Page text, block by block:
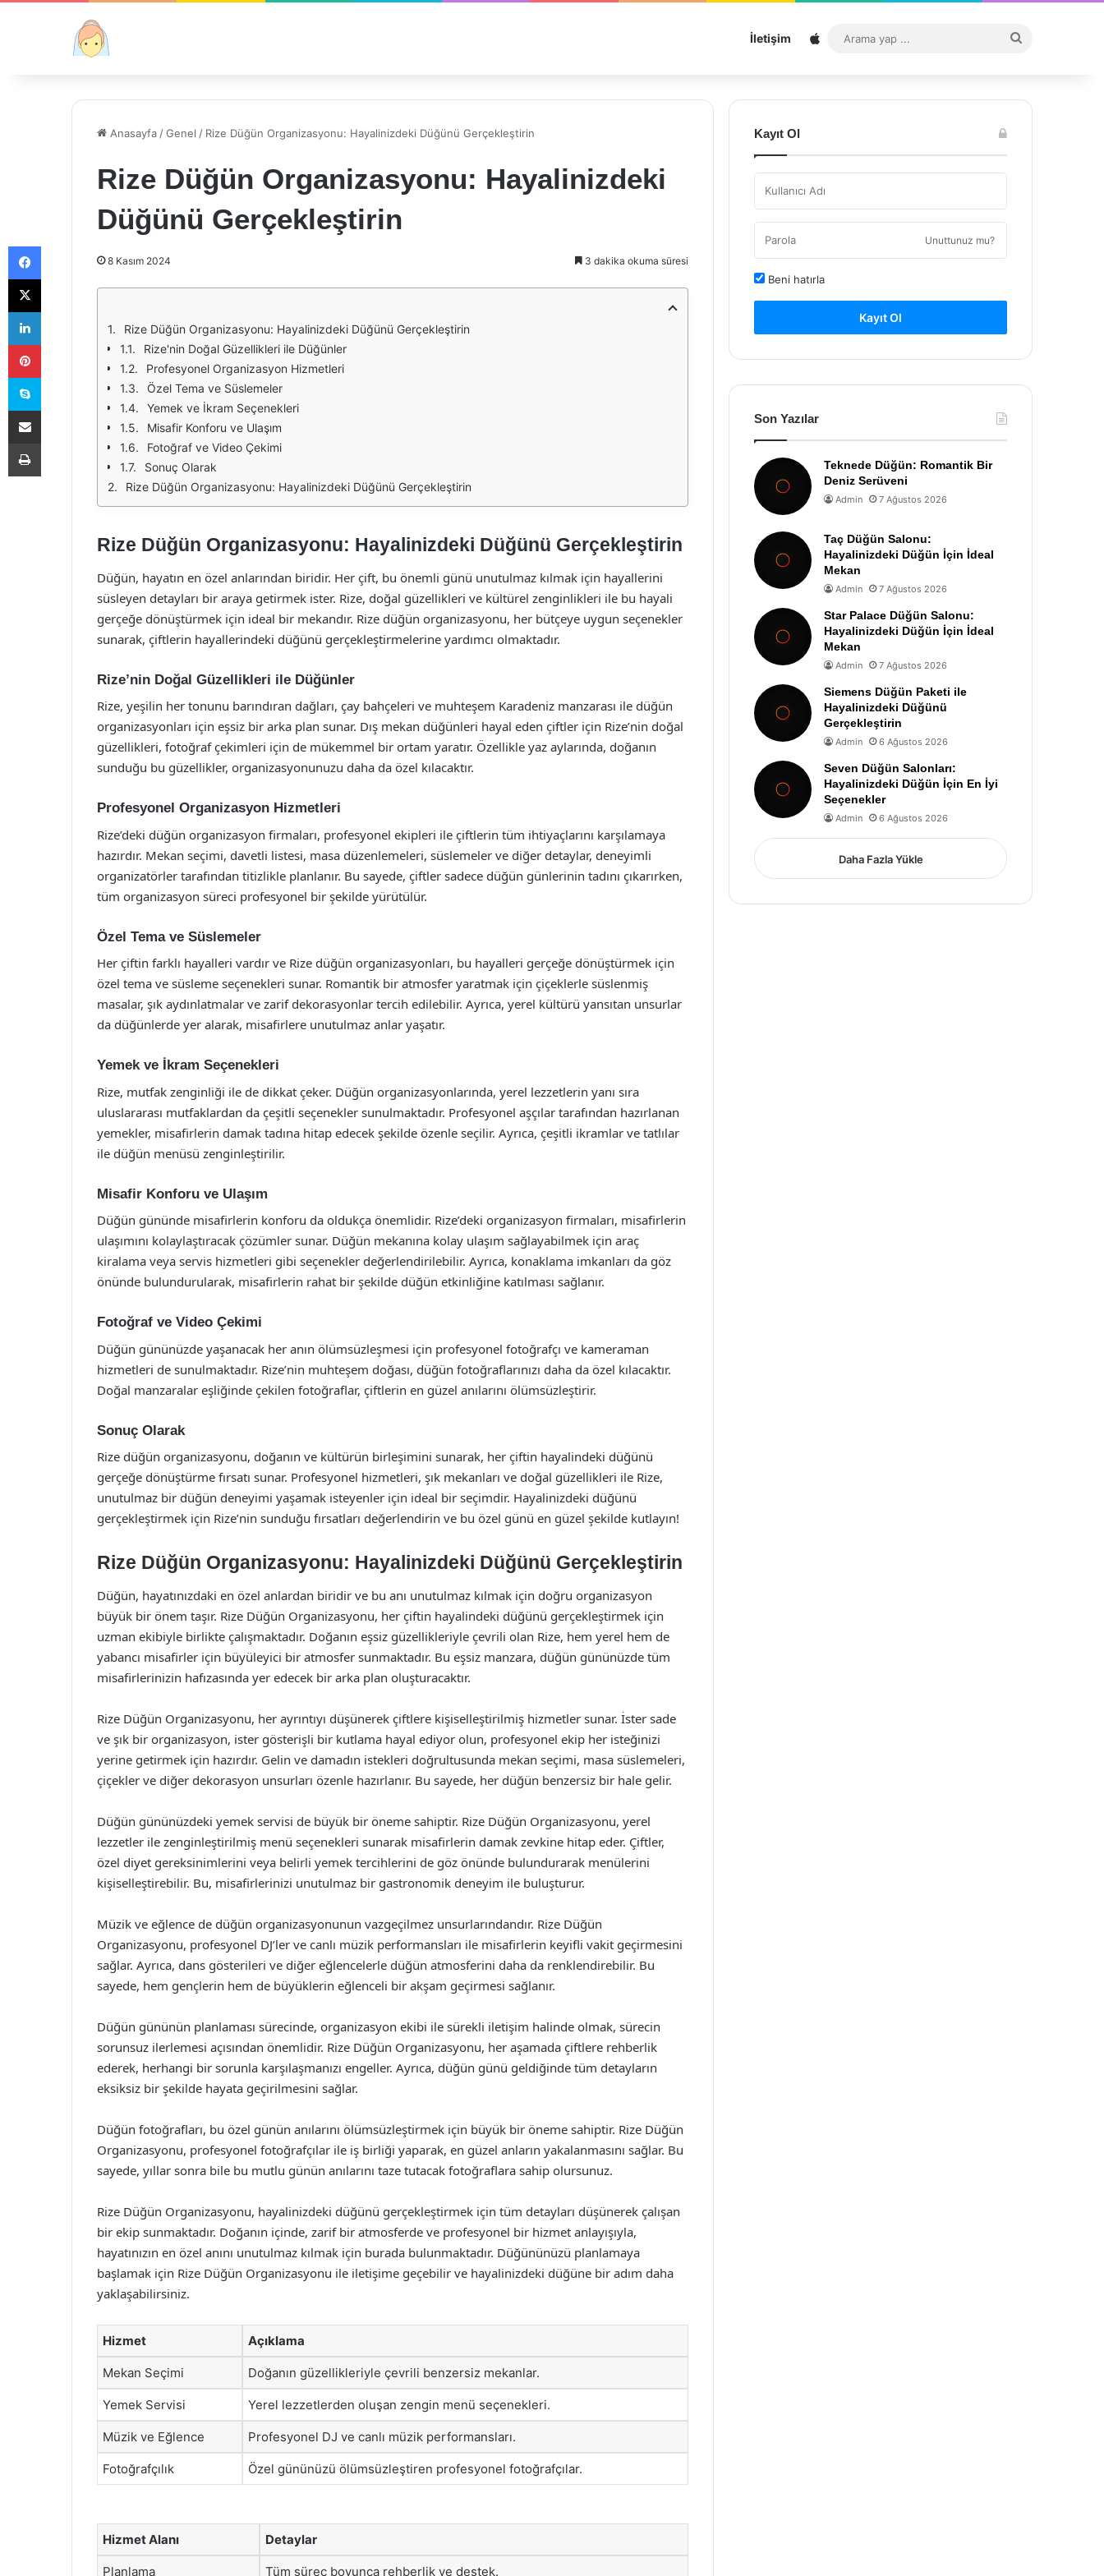
İletişim Sitemap
...
Anasayfa /Genel / Rize Düğün Organizasyonu: Hayalinizdeki Düğünü Gerçekleştirin
Rize Düğün Organizasyonu: Hayalinizdeki
Düğünü Gerçekleştirin
8 Kasım 2024 3 dakika okuma süresi
Rize Düğün Organizasyonu: Hayalinizdeki Düğünü Gerçekleştirin
Rize'nin Doğal Güzellikleri ile Düğünler
Profesyonel Organizasyon Hizmetleri
Özel Tema ve Süslemeler
Yemek ve İkram Seçenekleri
Misafir Konforu ve Ulaşım
Fotoğraf ve Video Çekimi
Sonuç Olarak
Rize Düğün Organizasyonu: Hayalinizdeki Düğünü Gerçekleştirin
Rize Düğün Organizasyonu: Hayalinizdeki Düğünü Gerçekleştirin
Düğün, hayatın en özel anlarından biridir. Her çift, bu önemli günü unutulmaz kılmak için hayallerini
süsleyen detayları bir araya getirmek ister. Rize, doğal güzellikleri ve kültürel zenginlikleri ile bu hayali
gerçeğe dönüştürmek için ideal bir mekandır. Rize düğün organizasyonu, her bütçeye uygun seçenekler
sunarak, çiftlerin hayallerindeki düğünü gerçekleştirmelerine yardımcı olmaktadır.
Rize’nin Doğal Güzellikleri ile Düğünler
Rize, yeşilin her tonunu barındıran dağları, çay bahçeleri ve muhteşem Karadeniz manzarası ile düğün
organizasyonları için eşsiz bir arka plan sunar. Dış mekan düğünleri hayal eden çiftler için Rize’nin doğal
güzellikleri, fotoğraf çekimleri için de mükemmel bir ortam yaratır. Özellikle yaz aylarında, doğanın
sunduğu bu güzellikler, organizasyonunuzu daha da özel kılacaktır.
Profesyonel Organizasyon Hizmetleri
Rize’deki düğün organizasyon firmaları, profesyonel ekipleri ile çiftlerin tüm ihtiyaçlarını karşılamaya
hazırdır. Mekan seçimi, davetli listesi, masa düzenlemeleri, süslemeler ve diğer detaylar, deneyimli
organizatörler tarafından titizlikle planlanır. Bu sayede, çiftler sadece düğün günlerinin tadını çıkarırken,
tüm organizasyon süreci profesyonel bir şekilde yürütülür.
Özel Tema ve Süslemeler
Her çiftin farklı hayalleri vardır ve Rize düğün organizasyonları, bu hayalleri gerçeğe dönüştürmek için
özel tema ve süsleme seçenekleri sunar. Romantik bir atmosfer yaratmak için çiçeklerle süslenmiş
masalar, şık aydınlatmalar ve zarif dekorasyonlar tercih edilebilir. Ayrıca, yerel kültürü yansıtan unsurlar
da düğünlerde yer alarak, misafirlere unutulmaz anlar yaşatır.
Yemek ve İkram Seçenekleri
Rize, mutfak zenginliği ile de dikkat çeker. Düğün organizasyonlarında, yerel lezzetlerin yanı sıra
uluslararası mutfaklardan da çeşitli seçenekler sunulmaktadır. Profesyonel aşçılar tarafından hazırlanan
yemekler, misafirlerin damak tadına hitap edecek şekilde özenle seçilir. Ayrıca, çeşitli ikramlar ve tatlılar
ile düğün menüsü zenginleştirilir.
Misafir Konforu ve Ulaşım
Düğün gününde misafirlerin konforu da oldukça önemlidir. Rize’deki organizasyon firmaları, misafirlerin
ulaşımını kolaylaştıracak çözümler sunar. Düğün mekanına kolay ulaşım sağlayabilmek için araç
kiralama veya servis hizmetleri gibi seçenekler değerlendirilebilir. Ayrıca, konaklama imkanları da göz
önünde bulundurularak, misafirlerin rahat bir şekilde düğün etkinliğine katılması sağlanır.
Fotoğraf ve Video Çekimi
Düğün gününüzde yaşanacak her anın ölümsüzleşmesi için profesyonel fotoğrafçı ve kameraman
hizmetleri de sunulmaktadır. Rize’nin muhteşem doğası, düğün fotoğraflarınızı daha da özel kılacaktır.
Doğal manzaralar eşliğinde çekilen fotoğraflar, çiftlerin en güzel anılarını ölümsüzleştirir.
Sonuç Olarak
Rize düğün organizasyonu, doğanın ve kültürün birleşimini sunarak, her çiftin hayalindeki düğünü
gerçeğe dönüştürme fırsatı sunar. Profesyonel hizmetleri, şık mekanları ve doğal güzellikleri ile Rize,
unutulmaz bir düğün deneyimi yaşamak isteyenler için ideal bir seçimdir. Hayalinizdeki düğünü
gerçekleştirmek için Rize’nin sunduğu fırsatları değerlendirin ve bu özel günü en güzel şekilde kutlayın!
Rize Düğün Organizasyonu: Hayalinizdeki Düğünü Gerçekleştirin
Düğün, hayatınızdaki en özel anlardan biridir ve bu anı unutulmaz kılmak için doğru organizasyon
büyük bir önem taşır. Rize Düğün Organizasyonu, her çiftin hayalindeki düğünü gerçekleştirmek için
uzman ekibiyle birlikte çalışmaktadır. Doğanın eşsiz güzellikleriyle çevrili olan Rize, hem yerel hem de
yabancı misafirler için büyüleyici bir atmosfer sunmaktadır. Bu eşsiz manzara, düğün gününüzde tüm
misafirlerinizin hafızasında yer edecek bir arka plan oluşturacaktır.
Rize Düğün Organizasyonu, her ayrıntıyı düşünerek çiftlere kişiselleştirilmiş hizmetler sunar. İster sade
ve şık bir organizasyon, ister gösterişli bir kutlama hayal ediyor olun, profesyonel ekip her isteğinizi
yerine getirmek için hazırdır. Gelin ve damadın istekleri doğrultusunda mekan seçimi, masa süslemeleri,
çiçekler ve diğer dekorasyon unsurları özenle hazırlanır. Bu sayede, her düğün benzersiz bir hale gelir.
Düğün gününüzdeki yemek servisi de büyük bir öneme sahiptir. Rize Düğün Organizasyonu, yerel
lezzetler ile zenginleştirilmiş menü seçenekleri sunarak misafirlerin damak zevkine hitap eder. Çiftler,
özel diyet gereksinimlerini veya belirli yemek tercihlerini de göz önünde bulundurarak menülerini
kişiselleştirebilir. Bu, misafirlerinizi unutulmaz bir gastronomik deneyim ile buluşturur.
Müzik ve eğlence de düğün organizasyonunun vazgeçilmez unsurlarındandır. Rize Düğün
Organizasyonu, profesyonel DJ’ler ve canlı müzik performansları ile misafirlerin keyifli vakit geçirmesini
sağlar. Ayrıca, dans gösterileri ve diğer eğlencelerle düğün atmosferini daha da renklendirebilir. Bu
sayede, hem gençlerin hem de büyüklerin eğlenceli bir akşam geçirmesi sağlanır.
Düğün gününün planlaması sürecinde, organizasyon ekibi ile sürekli iletişim halinde olmak, sürecin
sorunsuz ilerlemesi açısından önemlidir. Rize Düğün Organizasyonu, her aşamada çiftlere rehberlik
ederek, herhangi bir sorunla karşılaşmanızı engeller. Ayrıca, düğün günü geldiğinde tüm detayların
eksiksiz bir şekilde hayata geçirilmesini sağlar.
Düğün fotoğrafları, bu özel günün anılarını ölümsüzleştirmek için büyük bir öneme sahiptir. Rize Düğün
Organizasyonu, profesyonel fotoğrafçılar ile iş birliği yaparak, en güzel anların yakalanmasını sağlar. Bu
sayede, yıllar sonra bile bu mutlu günün anılarını taze tutacak fotoğraflara sahip olursunuz.
Rize Düğün Organizasyonu, hayalinizdeki düğünü gerçekleştirmek için tüm detayları düşünerek çalışan
bir ekip sunmaktadır. Doğanın içinde, zarif bir atmosferde ve profesyonel bir hizmet anlayışıyla,
hayatınızın en özel anını unutulmaz kılmak için burada bulunmaktadır. Düğününüzü planlamaya
başlamak için Rize Düğün Organizasyonu ile iletişime geçebilir ve hayalinizdeki düğüne bir adım daha
yaklaşabilirsiniz.
Hizmet Açıklama
Mekan Seçimi Doğanın güzellikleriyle çevrili benzersiz mekanlar.
Yemek Servisi Yerel lezzetlerden oluşan zengin menü seçenekleri.
Müzik ve Eğlence Profesyonel DJ ve canlı müzik performansları.
Fotoğrafçılık Özel gününüzü ölümsüzleştiren profesyonel fotoğrafçılar.
Hizmet Alanı Detaylar
Planlama Tüm süreç boyunca rehberlik ve destek.
Kayıt Ol
Unuttunuz mu?
Beni hatırla
Kayıt Ol
Son Yazılar
Teknede Düğün: Romantik Bir
Deniz Serüveni
Admin 7 Ağustos 2026
Taç Düğün Salonu:
Hayalinizdeki Düğün İçin İdeal
Mekan
Admin 7 Ağustos 2026
Star Palace Düğün Salonu:
Hayalinizdeki Düğün İçin İdeal
Mekan
Admin 7 Ağustos 2026
Siemens Düğün Paketi ile
Hayalinizdeki Düğünü
Gerçekleştirin
Admin 6 Ağustos 2026
Seven Düğün Salonları:
Hayalinizdeki Düğün İçin En İyi
Seçenekler
Admin 6 Ağustos 2026
Daha Fazla Yükle
Facebook
X
LinkedIn
Pinterest
Skype
E-Posta ile paylaş